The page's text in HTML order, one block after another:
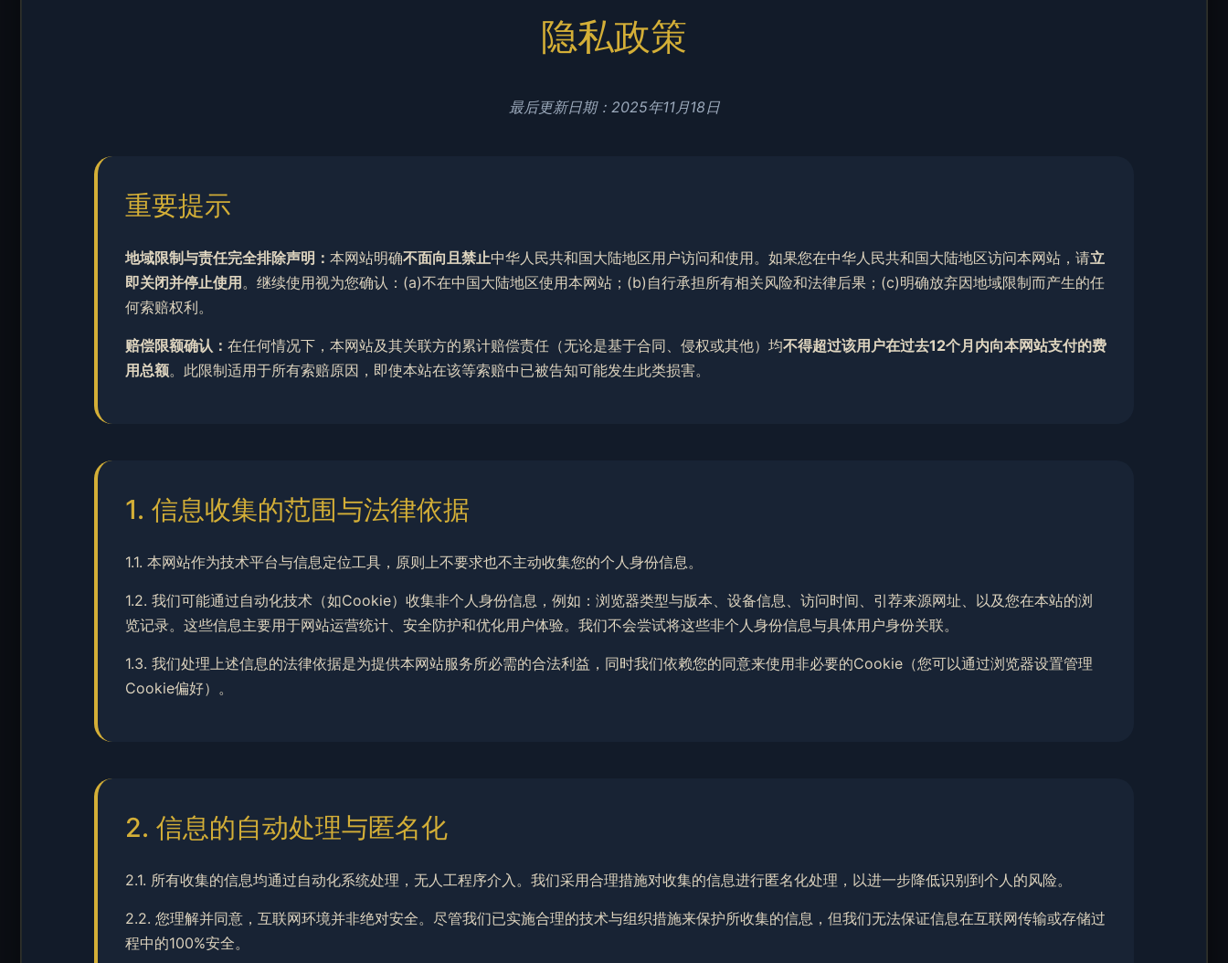
隐私政策
最后更新日期：2025年11月18日
重要提示
地域限制与责任完全排除声明： 本网站明确不面向且禁止中华人民共和国大陆地区用户访问和使用。如果您在中华人民共和国大陆地区访问本网站，请立
即关闭并停止使用 。继续使用视为您确认：(a)不在中国大陆地区使用本网站；(b)自行承担所有相关风险和法律后果；(c)明确放弃因地域限制而产生的任
何索赔权利。
赔偿限额确认： 在任何情况下，本网站及其关联方的累计赔偿责任（无论是基于合同、侵权或其他）均不得超过该用户在过去12个月内向本网站支付的费
用总额。此限制适用于所有索赔原因，即使本站在该等索赔中已被告知可能发生此类损害。
1. 信息收集的范围与法律依据
1.1. 本网站作为技术平台与信息定位工具，原则上不要求也不主动收集您的个人身份信息。
1.2. 我们可能通过自动化技术（如Cookie）收集非个人身份信息，例如：浏览器类型与版本、设备信息、访问时间、引荐来源网址、以及您在本站的浏
览记录。这些信息主要用于网站运营统计、安全防护和优化用户体验。我们不会尝试将这些非个人身份信息与具体用户身份关联。
1.3. 我们处理上述信息的法律依据是为提供本网站服务所必需的合法利益，同时我们依赖您的同意来使用非必要的Cookie（您可以通过浏览器设置管理
Cookie偏好）。
2. 信息的自动处理与匿名化
2.1. 所有收集的信息均通过自动化系统处理，无人工程序介入。我们采用合理措施对收集的信息进行匿名化处理，以进一步降低识别到个人的风险。
2.2. 您理解并同意，互联网环境并非绝对安全。尽管我们已实施合理的技术与组织措施来保护所收集的信息，但我们无法保证信息在互联网传输或存储过
程中的100%安全。